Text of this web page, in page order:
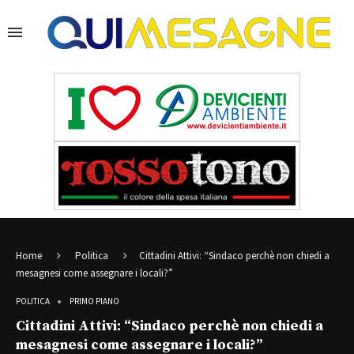
Home Politica
Cittadini Attivi: “Sindaco perchè non chiedi a
mesagnesi come assegnare i locali?”
POLITICA PRIMO PIANO
Cittadini Attivi: “Sindaco perchè non chiedi a
mesagnesi come assegnare i locali?”